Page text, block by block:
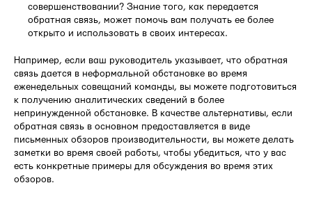
совершенствовании? Знание того, как передается
обратная связь, может помочь вам получать ее более
открыто и использовать в своих интересах.
Например, если ваш руководитель указывает, что обратная
связь дается в неформальной обстановке во время
еженедельных совещаний команды, вы можете подготовиться
к получению аналитических сведений в более
непринужденной обстановке. В качестве альтернативы, если
обратная связь в основном предоставляется в виде
письменных обзоров производительности, вы можете делать
заметки во время своей работы, чтобы убедиться, что у вас
есть конкретные примеры для обсуждения во время этих
обзоров.